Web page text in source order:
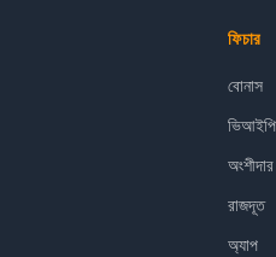
ফিচার
বোনাস
ভিআইপি
অংশীদার
রাজদূত
অ্যাপ